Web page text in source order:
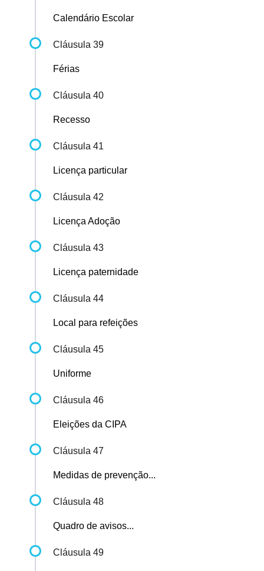
Calendário Escolar
Cláusula 39
Férias
Cláusula 40
Recesso
Cláusula 41
Licença particular
Cláusula 42
Licença Adoção
Cláusula 43
Licença paternidade
Cláusula 44
Local para refeições
Cláusula 45
Uniforme
Cláusula 46
Eleições da CIPA
Cláusula 47
Medidas de prevenção...
Cláusula 48
Quadro de avisos...
Cláusula 49